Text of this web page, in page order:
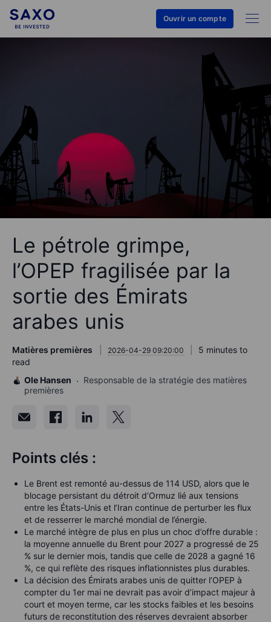
Ouvrir un compte
Le pétrole grimpe,
l’OPEP fragilisée par la
sortie des Émirats
arabes unis
Matières premières 2026-04-29 09:20:00
5 minutes to
read
Ole Hansen
Responsable de la stratégie des matières
premières
Points clés :
Le Brent est remonté au-dessus de 114 USD, alors que le
blocage persistant du détroit d’Ormuz lié aux tensions
entre les États-Unis et l’Iran continue de perturber les flux
et de resserrer le marché mondial de l’énergie.
Le marché intègre de plus en plus un choc d’offre durable :
la moyenne annuelle du Brent pour 2027 a progressé de 25
% sur le dernier mois, tandis que celle de 2028 a gagné 16
%, ce qui reflète des risques inflationnistes plus durables.
La décision des Émirats arabes unis de quitter l’OPEP à
compter du 1er mai ne devrait pas avoir d’impact majeur à
court et moyen terme, car les stocks faibles et les besoins
futurs de reconstitution des réserves devraient absorber